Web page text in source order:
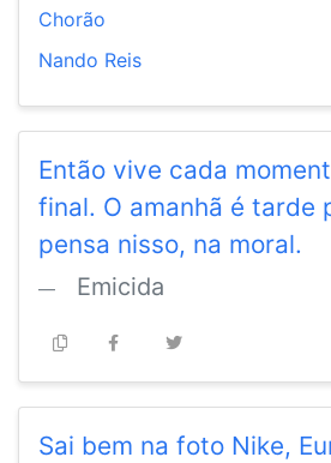
Chorão
Nando Reis
Então vive cada
final. O amanhã é tarde
pensa nisso, na moral.
Emicida
Sai bem na foto Nike,